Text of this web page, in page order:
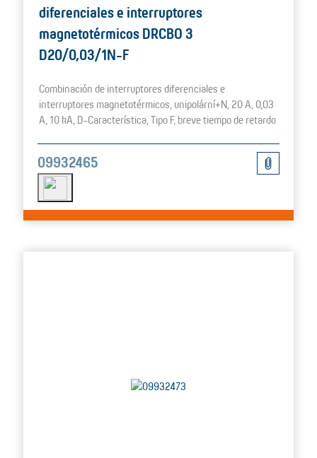
diferenciales e interruptores
magnetotérmicos DRCBO 3
D20/0,03/1N-F
Combinación de interruptores diferenciales e
interruptores magnetotérmicos, unipolární+N, 20 A, 0,03
A, 10 kA, D-Característica, Tipo F, breve tiempo de retardo
09932465